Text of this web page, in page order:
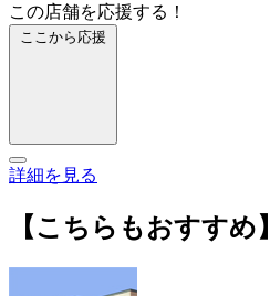
この店舗を応援する！
ここから応援
詳細を見る
【こちらもおすすめ】